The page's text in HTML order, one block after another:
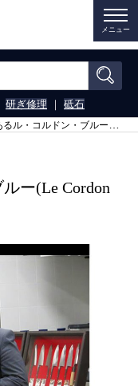
メニュー
研ぎ修理 ｜ 砥石
コルドン・ブルー(Le Cordon Bleu)を訪問
ー(Le Cordon